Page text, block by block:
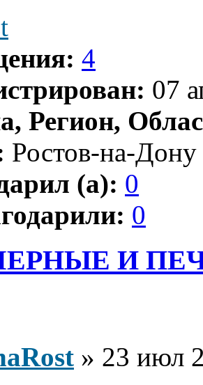
4
07
Регион,
Ростов-на-Дону
(а): 0
0
И
» 23 июл